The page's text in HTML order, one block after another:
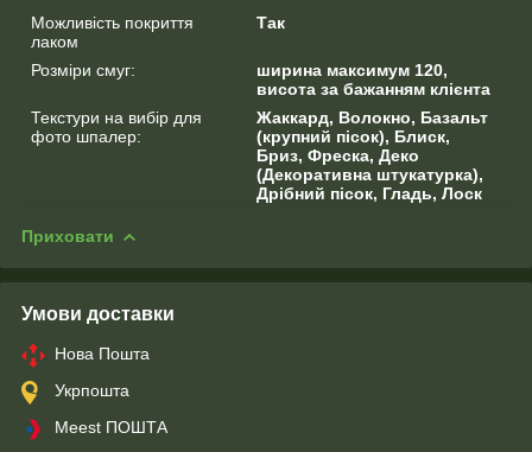
Можливість покриття
лаком
Так
Розміри смуг:
ширина максимум 120,
висота за бажанням клієнта
Текстури на вибір для
фото шпалер:
Жаккард, Волокно, Базальт
(крупний пісок), Блиск,
Бриз, Фреска, Деко
(Декоративна штукатурка),
Дрібний пісок, Гладь, Лоск
Приховати
Умови доставки
Нова Пошта
Укрпошта
Meest ПОШТА